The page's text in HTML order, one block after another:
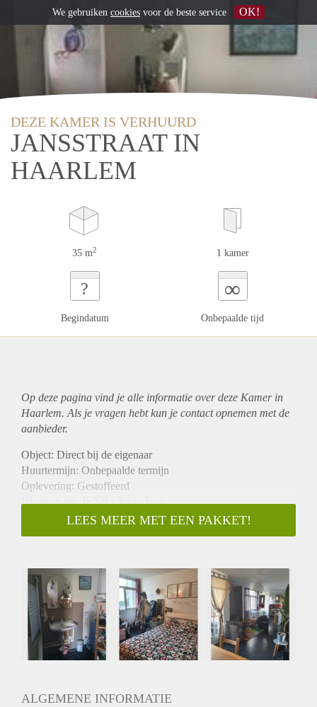
DEZE KAMER IS VERHUURD
JANSSTRAAT IN
HAARLEM
35 m2 1 kamer
?
Begindatum
∞
Onbepaalde tijd
Op deze pagina vind je alle informatie over deze Kamer in
Haarlem. Als je vragen hebt kun je contact opnemen met de
aanbieder.
Object: Direct bij de eigenaar
Huurtermijn: Onbepaalde termijn
Oplevering: Gestoffeerd
Inkomen eis: Ja 2,9 x bruto huur
Garantiestelling mogelijk: Ja
Borg: 1 maand
Gedeelde keuken: Nee
Gedeelde Douche: Nee
Gedeelde woonkamer: Nee
Huisgenoten: Nee
Geslacht huisgenoten: N.v.t.
LEES MEER MET EEN PAKKET!
ALGEMENE INFORMATIE
We gebruiken cookies voor de beste service OK!